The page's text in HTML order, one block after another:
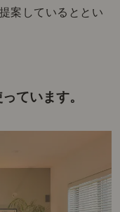
案しているととい
ています。